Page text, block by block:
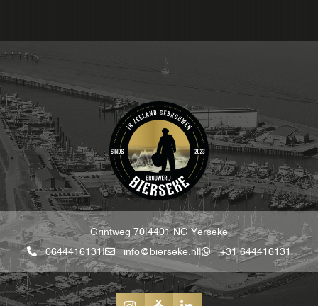
Grintweg 70|4401 NG Yerseke
0644416131| info@bierseke.nl| +31 644416131